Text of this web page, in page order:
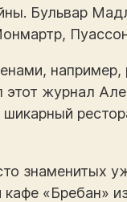
Бульвар
этот журнал
знаменитых
«Бребан»